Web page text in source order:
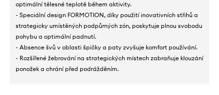
optimální tělesné teplotě během aktivity.
- Speciální design FORMOTION, díky použití inovativních střihů a
strategicky umístěných podpůrných zón, poskytuje plnou svobodu
pohybu a optimální padnutí.
- Absence švů v oblasti špičky a paty zvyšuje komfort používání.
- Rozšířené žebrování na strategických místech zabraňuje klouzání
ponožek a chrání před podrážděním.